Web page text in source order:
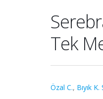
Tek
Özal C., Bıyık K.